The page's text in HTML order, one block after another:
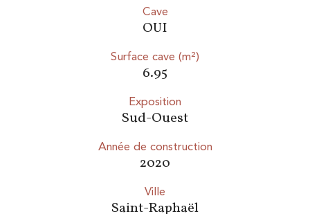
Cave
OUI
Surface cave (m²)
6.95
Exposition
Sud-Ouest
Année de construction
2020
ville
Saint-Raphaël